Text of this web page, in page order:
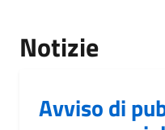
Notizie
Avviso di